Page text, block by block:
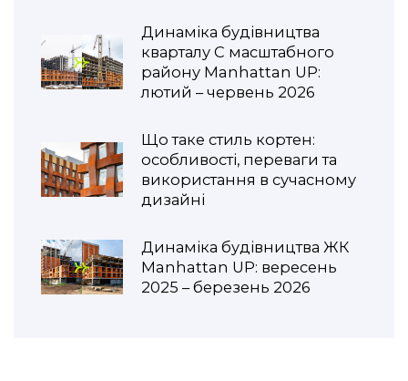
Динаміка будівництва
кварталу С масштабного
району Manhattan UP:
лютий – червень 2026
Що таке стиль кортен:
особливості, переваги та
використання в сучасному
дизайні
Динаміка будівництва ЖК
Manhattan UP: вересень
2025 – березень 2026